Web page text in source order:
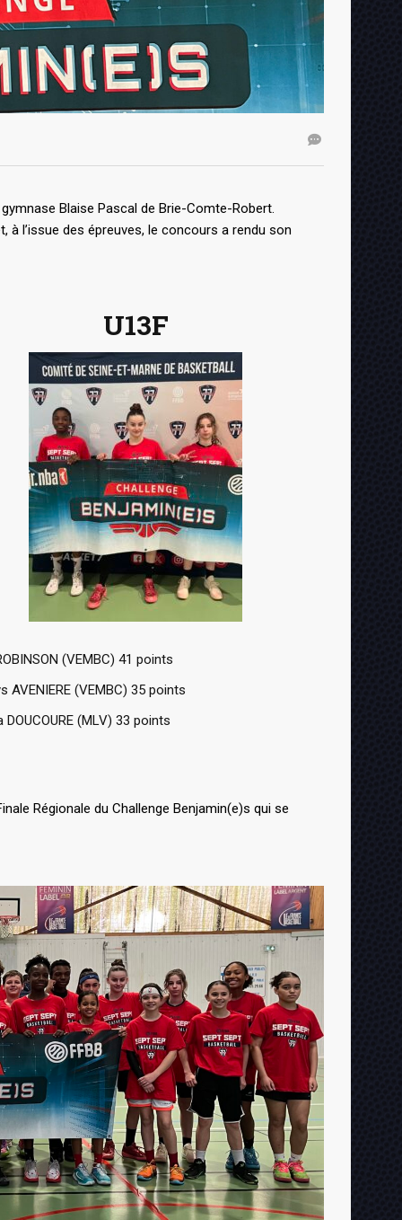
Blaise Pascal de Brie-Comte-Robert.
à l’issue des épreuves, le concours a rendu son
U13F
(VEMBC) 41 points
AVENIERE (VEMBC) 35 points
DOUCOURE (MLV) 33 points
Régionale du Challenge Benjamin(e)s qui se